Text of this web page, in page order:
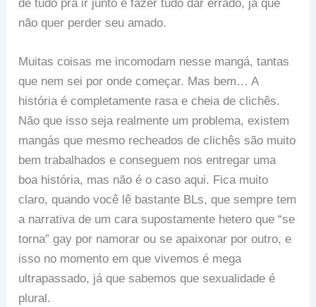
de tudo pra ir junto e fazer tudo dar errado, já que
não quer perder seu amado.
Muitas coisas me incomodam nesse mangá, tantas
que nem sei por onde começar. Mas bem… A
história é completamente rasa e cheia de clichês.
Não que isso seja realmente um problema, existem
mangás que mesmo recheados de clichês são muito
bem trabalhados e conseguem nos entregar uma
boa história, mas não é o caso aqui. Fica muito
claro, quando você lê bastante BLs, que sempre tem
a narrativa de um cara supostamente hetero que “se
torna” gay por namorar ou se apaixonar por outro, e
isso no momento em que vivemos é mega
ultrapassado, já que sabemos que sexualidade é
plural.